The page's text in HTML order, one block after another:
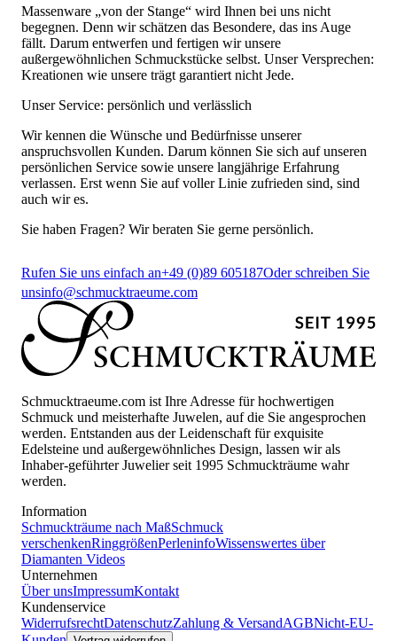
Massenware „von der Stange“ wird Ihnen bei uns nicht
begegnen. Denn wir schätzen das Besondere, das ins Auge
fällt. Darum entwerfen und fertigen wir unsere
außergewöhnlichen Schmuckstücke selbst. Unser Versprechen:
Kreationen wie unsere trägt garantiert nicht Jede.
Unser Service: persönlich und verlässlich
Wir kennen die Wünsche und Bedürfnisse unserer
anspruchsvollen Kunden. Darum können Sie sich auf unseren
persönlichen Service sowie unsere langjährige Erfahrung
verlassen. Erst wenn Sie auf voller Linie zufrieden sind, sind
auch wir es.
Sie haben Fragen? Wir beraten Sie gerne persönlich.
Rufen Sie uns einfach an+49 (0)89 605187Oder schreiben Sie
unsinfo@schmucktraeume.com
Schmucktraeume.com ist Ihre Adresse für hochwertigen
Schmuck und meisterhafte Juwelen, auf die Sie angesprochen
werden. Entstanden aus der Leidenschaft für exquisite
Edelsteine und außergewöhnliches Design, lassen wir als
Inhaber-geführter Juwelier seit 1995 Schmuckträume wahr
werden.
Information
Schmuckträume nach MaßSchmuck
verschenkenRinggrößenPerleninfoWissenswertes über
Diamanten Videos
Unternehmen
Über unsImpressumKontakt
Kundenservice
WiderrufsrechtDatenschutzZahlung & VersandAGBNicht-EU-